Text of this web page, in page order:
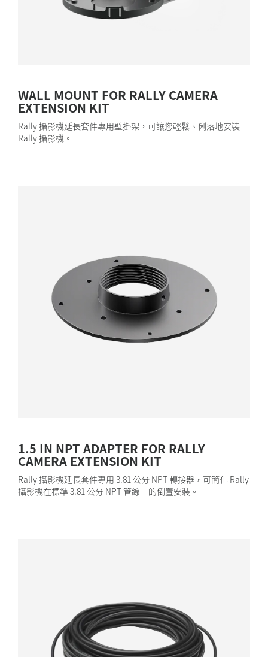
WALL MOUNT FOR RALLY CAMERA
EXTENSION KIT
Rally 攝影機延長套件專用壁掛架，可讓您輕鬆、俐落地安裝
Rally 攝影機。
1.5 IN NPT ADAPTER FOR RALLY
CAMERA EXTENSION KIT
Rally 攝影機延長套件專用 3.81 公分 NPT 轉接器，可簡化 Rally
攝影機在標準 3.81 公分 NPT 管線上的倒置安裝。